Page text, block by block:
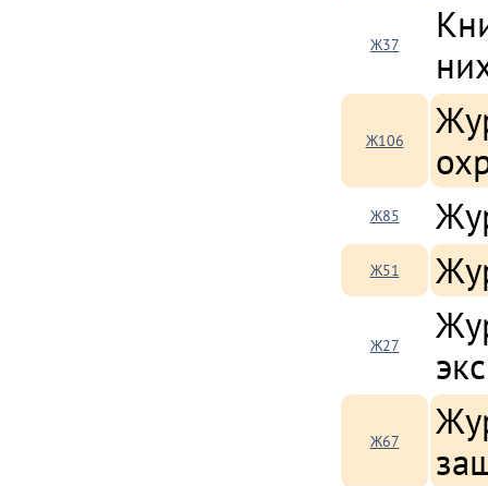
Ж37
Ж106
Ж85
Ж51
Ж27
Ж67